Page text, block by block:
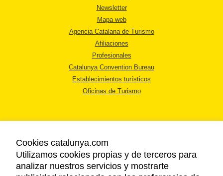
Newsletter
Mapa web
Agencia Catalana de Turismo
Afiliaciones
Profesionales
Catalunya Convention Bureau
Establecimientos turísticos
Oficinas de Turismo
AVISO LEGAL
POLÍTICA DE PRIVACIDAD
Cookies catalunya.com
Utilizamos cookies propias y de terceros para
analizar nuestros servicios y mostrarte